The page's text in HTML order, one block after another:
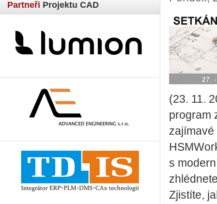
Partneři Projektu CAD
(23. 11.
program
zajímavé
s
Zjistíte,